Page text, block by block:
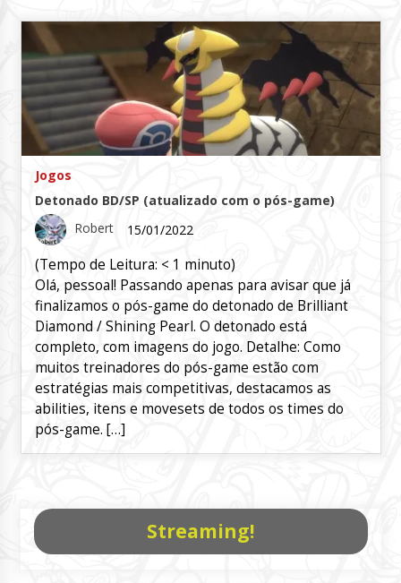
Jogos
Detonado BD/SP (atualizado com o pós-game)
Robert
15/01/2022
(Tempo de Leitura: < 1 minuto)
Olá, pessoal! Passando apenas para avisar que já
finalizamos o pós-game do detonado de Brilliant
Diamond / Shining Pearl. O detonado está
completo, com imagens do jogo. Detalhe: Como
muitos treinadores do pós-game estão com
estratégias mais competitivas, destacamos as
abilities, itens e movesets de todos os times do
pós-game. […]
Streaming!